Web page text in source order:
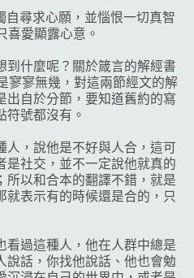
自尋求心願，並惱恨一切真智
喜愛顯露心意。
到什麼呢？關於箴言的解經書
寥寥無幾，對這兩節經文的解
出自於分節，要知道舊約的寫
符號都沒有。
人，說他是不好與人合，這可
是社交，並不一定說他就真的
所以和合本的翻譯不錯，就是
就表示有的時候還是合的，只
看過這種人，他在人群中總是
說話，你找他說話、他也會勉